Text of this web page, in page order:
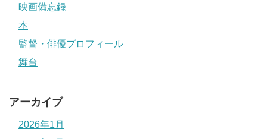
映画備忘録
本
監督・俳優プロフィール
舞台
アーカイブ
2026年1月